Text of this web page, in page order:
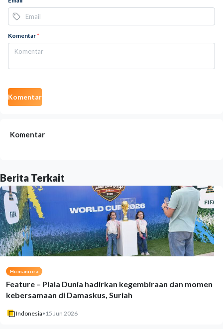
Komentar*
Komentar
Komentar
Berita Terkait
Humaniora
Feature – Piala Dunia hadirkan kegembiraan dan momen
kebersamaan di Damaskus, Suriah
Indonesia• 15 Jun 2026